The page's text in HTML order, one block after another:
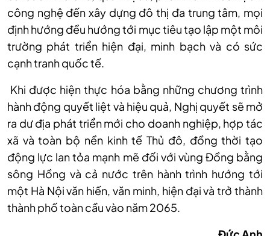
công nghệ đến xây dựng đô thị đa trung tâm, mọi
định hướng đều hướng tới mục tiêu tạo lập một môi
trường phát triển hiện đại, minh bạch và có sức
cạnh tranh quốc tế.
Khi được hiện thực hóa bằng những chương trình
hành động quyết liệt và hiệu quả, Nghị quyết sẽ mở
ra dư địa phát triển mới cho doanh nghiệp, hợp tác
xã và toàn bộ nền kinh tế Thủ đô, đồng thời tạo
động lực lan tỏa mạnh mẽ đối với vùng Đồng bằng
sông Hồng và cả nước trên hành trình hướng tới
một Hà Nội văn hiến, văn minh, hiện đại và trở thành
thành phố toàn cầu vào năm 2065.